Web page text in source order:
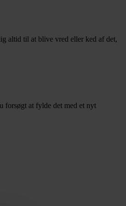
altid til at blive vred eller ked af det,
forsøgt at fylde det med et nyt